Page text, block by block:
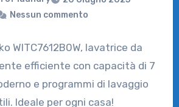
Nessun commento
WITC7612B0W, lavatrice da
efficiente con capacità di 7
e programmi di lavaggio
Ideale per ogni casa!